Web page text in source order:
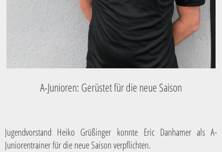
A-Junioren: Gerüstet für die neue Saison
Jugendvorstand Heiko Grüßinger konnte Eric Danhamer als A-
Juniorentrainer für die neue Saison verpflichten.